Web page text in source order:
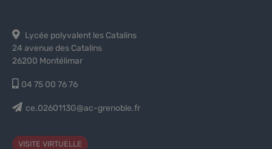
Lycée polyvalent les Catalins
24 avenue des Catalins
26200 Montélimar
04 75 00 76 76
ce.0260113G@ac-grenoble.fr
VISITE VIRTUELLE